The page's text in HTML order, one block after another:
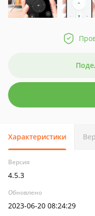
Характеристики
Версия
4.5.3
Обновлено
2023-06-20 08:24:29